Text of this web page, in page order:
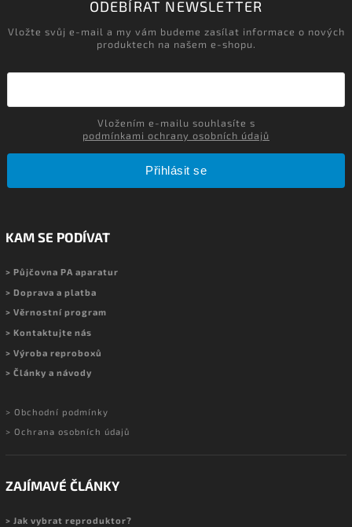
ODEBÍRAT NEWSLETTER
Vložte svůj e-mail a my vám budeme zasílat informace o nových
produktech na našem e-shopu.
podmínkami ochrany osobních údajů
Přihlásit se
KAM SE PODÍVAT
> Půjčovna PA aparatur
> Doprava a platba
> Věrnostní program
> Kontaktujte nás
> Výroba reproboxů
> Články a návody
> Obchodní podmínky
> Ochrana osobních údajů
ZAJÍMAVÉ ČLÁNKY
> Jak vybrat reproduktor?